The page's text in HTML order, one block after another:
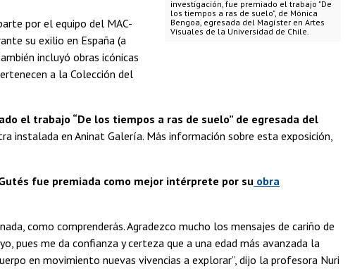
investigación, fue premiado el trabajo "De
los tiempos a ras de suelo", de Mónica
Bengoa, egresada del Magíster en Artes
Visuales de la Universidad de Chile.
por el equipo del MAC-
su exilio en España (a
incluyó obras icónicas
a la Colección del
el trabajo “De los tiempos a ras de suelo” de egresada del
instalada en Aninat Galería. Más información sobre esta exposición,
fue premiada como mejor intérprete por su obra
como comprenderás. Agradezco mucho los mensajes de cariño de
pues me da confianza y certeza que a una edad más avanzada la
en movimiento nuevas vivencias a explorar”, dijo la profesora Nuri